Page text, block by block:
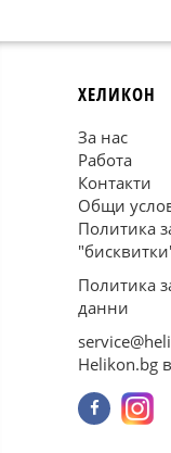
ХЕЛИКОН
За нас
Работа
Контакти
Общи
Политика
Политика
данни
Helikon.bg